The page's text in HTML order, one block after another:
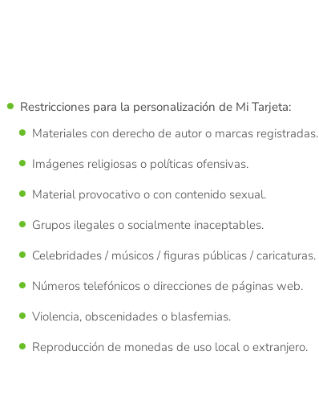
Restricciones para la personalización de Mi Tarjeta:
Materiales con derecho de autor o marcas registradas.
Imágenes religiosas o políticas ofensivas.
Material provocativo o con contenido sexual.
Grupos ilegales o socialmente inaceptables.
Celebridades / músicos / figuras públicas / caricaturas.
Números telefónicos o direcciones de páginas web.
Violencia, obscenidades o blasfemias.
Reproducción de monedas de uso local o extranjero.